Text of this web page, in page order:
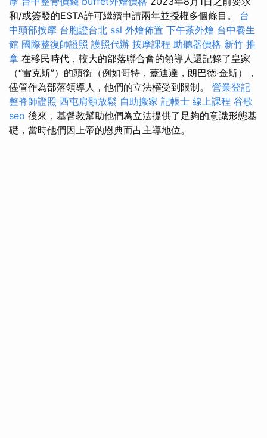
和/或簽發的ESTA許可繼續申請兩年並授權多個條目。 台
中頭部按摩 台胞證台北 ssl 外燴佈置 下午茶外燴 台中養生
館 國際整復師證照 護照代辦 按摩課程 助聽器價格 新竹 推
拿 在移民時代，較大的部落聯合會的領導人還記錄了皇家
（“雷克斯”）的頭銜（例如哥特，蓋迪達，朗巴德·金斯），
儘管作為部落領導人，他們的立法權受到限制。 營業登記
整脊師證照 西屯肩頸放鬆 自助搬家 記帳士 線上課程 谷歌
seo 後來，基督教幫助他們為立法提供了足夠的意識形態基
礎，當時他們因上帝的恩典而占主導地位。